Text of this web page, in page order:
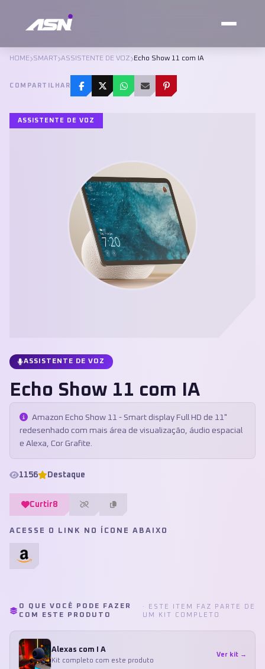
HOME SMART ASSISTENTE DE VOZ Echo Show 11 com IA
COMPARTILHAR
ASSISTENTE DE VOZ
ASSISTENTE DE VOZ
Echo Show 11 com IA
Amazon Echo Show 11 - Smart display Full HD de 11"
redesenhado com mais área de visualização, áudio espacial
e Alexa, Cor Grafite.
1156 Destaque
Curtir8
ACESSE O LINK NO ÍCONE ABAIXO
O QUE VOCÊ PODE FAZER
COM ESTE PRODUTO
· ESTE ITEM FAZ PARTE DE
UM KIT COMPLETO
Alexas com I A
Kit completo com este produto
Ver kit →